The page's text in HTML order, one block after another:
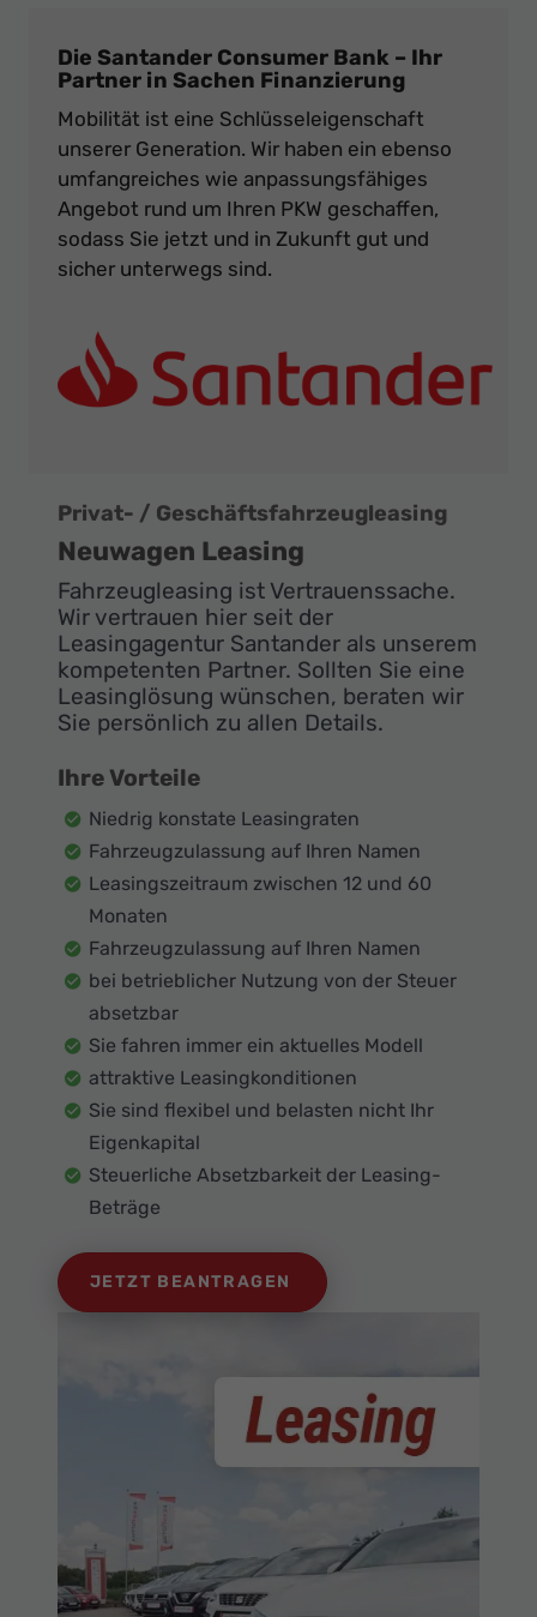
Die Santander Consumer Bank – Ihr
Partner in Sachen Finanzierung
Mobilität ist eine Schlüsseleigenschaft
unserer Generation. Wir haben ein ebenso
umfangreiches wie anpassungsfähiges
Angebot rund um Ihren PKW geschaffen,
sodass Sie jetzt und in Zukunft gut und
sicher unterwegs sind.
Privat- / Geschäftsfahrzeugleasing
Neuwagen Leasing
Fahrzeugleasing ist Vertrauenssache.
Wir vertrauen hier seit der
Leasingagentur Santander als unserem
kompetenten Partner. Sollten Sie eine
Leasinglösung wünschen, beraten wir
Sie persönlich zu allen Details.
Ihre Vorteile
Niedrig konstate Leasingraten
Fahrzeugzulassung auf Ihren Namen
Leasingszeitraum zwischen 12 und 60
Monaten
Fahrzeugzulassung auf Ihren Namen
bei betrieblicher Nutzung von der Steuer
absetzbar
Sie fahren immer ein aktuelles Modell
attraktive Leasingkonditionen
Sie sind flexibel und belasten nicht Ihr
Eigenkapital
Steuerliche Absetzbarkeit der Leasing-
Beträge
JETZT BEANTRAGEN